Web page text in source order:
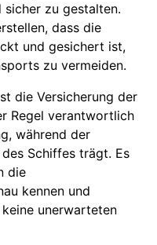
zu gestalten.
dass die
und gesichert ist,
zu vermeiden.
die Versicherung der
Regel verantwortlich
während der
Schiffes trägt. Es
die
kennen und
unerwarteten